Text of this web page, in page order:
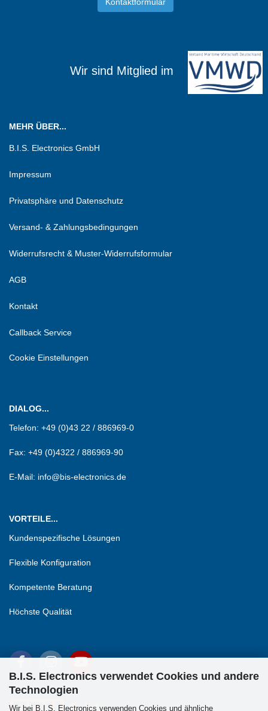
B.I.S. Electronics verwendet Cookies und andere
Technologien
Wir bei B.I.S. Electronics verwenden Cookies und ähnliche
Wir sind Mitglied im
MEHR ÜBER...
B.I.S. Electronics GmbH
Impressum
Privatsphäre und Datenschutz
Versand- & Zahlungsbedingungen
Widerrufsrecht & Muster-Widerrufsformular
AGB
Kontakt
Callback Service
Cookie Einstellungen
DIALOG...
Telefon: +49 (0)43 22 / 886969-0
Fax: +49 (0)4322 / 886969-90
E-Mail: info@bis-electronics.de
VORTEILE...
Kundenspezifische Lösungen
Flexible Konfiguration
Kompetente Beratung
Höchste Qualität